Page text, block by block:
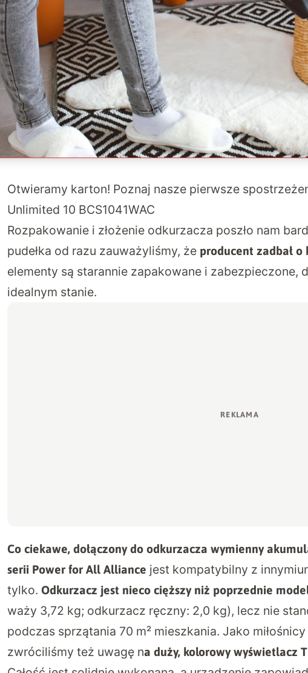
Otwieramy karton! Poznaj nasze pierwsze
Unlimited 10 BCS1041WAC
Rozpakowanie i złożenie odkurzacza poszło nam
pudełka od razu zauważyliśmy, że producent zadbał o
elementy są starannie zapakowane i zabezpieczone,
idealnym stanie.
Co ciekawe, dołączony do odkurzacza wymienny
serii Power for All Alliance jest kompatybilny z
tylko. Odkurzacz jest nieco cięższy niż poprzednie
waży 3,72 kg; odkurzacz ręczny: 2,0 kg), lecz nie
podczas sprzątania 70 m² mieszkania. Jako
zwróciliśmy też uwagę na duży, kolorowy wyświetlacz